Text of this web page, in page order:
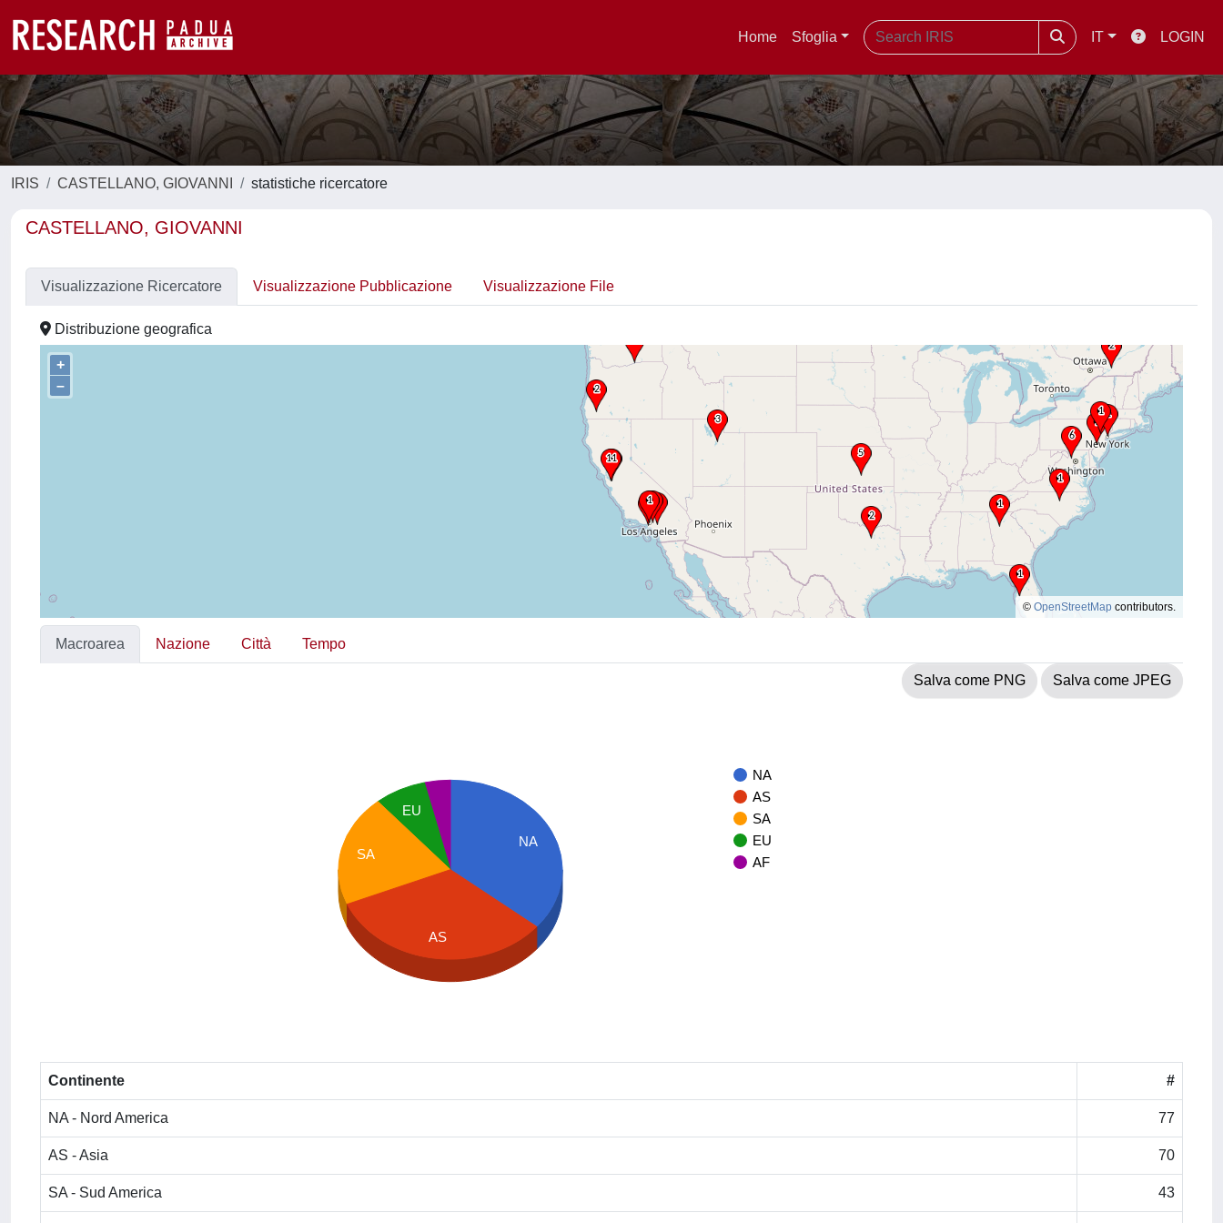
Home Sfoglia IT LOGIN
IRIS CASTELLANO, GIOVANNI statistiche ricercatore
CASTELLANO, GIOVANNI
Visualizzazione Ricercatore Visualizzazione Pubblicazione Visualizzazione File
Distribuzione geografica
+
–
© OpenStreetMap contributors.
Macroarea Nazione Città Tempo
Salva come PNG Salva come JPEG
NA
AS
SA
EU
AF
NA
EU
SA
AS
Continente #
NA - Nord America 77
AS - Asia 70
SA - Sud America 43